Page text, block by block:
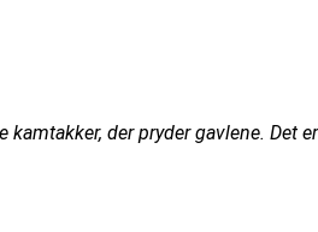
der pryder gavlene. Det